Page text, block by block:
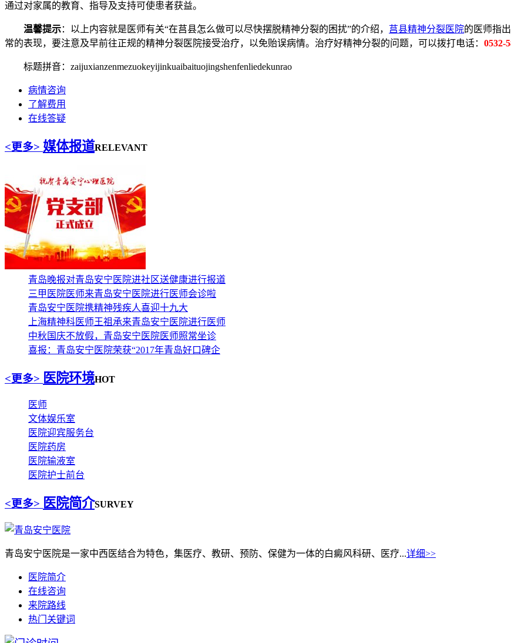
通过对家属的教育、指导及支持可使患者获益。
温馨提示：以上内容就是医师有关“在莒县怎么做可以尽快摆脱精神分裂的困扰”的介绍， 莒县精神分裂医院的医师指
常的表现，要注意及早前往正规的精神分裂医院接受治疗，以免贻误病情。治疗好精神分裂的问题，可以拨打电话： 0532-
标题拼音：zaijuxianzenmezuokeyijinkuaibaituojingshenfenliedekunrao
病情咨询
了解费用
在线答疑
<更多> 媒体报道RELEVANT
青岛晚报对青岛安宁医院进社区送健康进行报道
三甲医院医师来青岛安宁医院进行医师会诊啦
青岛安宁医院携精神残疾人喜迎十九大
上海精神科医师王祖承来青岛安宁医院进行医师
中秋国庆不放假，青岛安宁医院医师照常坐诊
喜报：青岛安宁医院荣获“2017年青岛好口碑企
<更多> 医院环境HOT
医师
文体娱乐室
医院迎宾服务台
医院药房
医院输液室
医院护士前台
<更多> 医院简介SURVEY
青岛安宁医院是一家中西医结合为特色，集医疗、教研、预防、保健为一体的白癜风科研、医疗...详细>>
医院简介
在线咨询
来院路线
热门关键词